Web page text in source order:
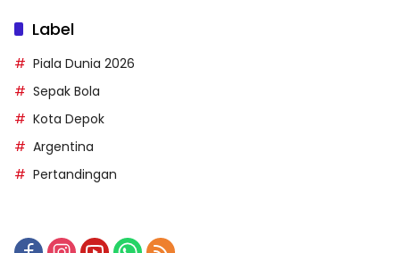
Label
Piala Dunia 2026
Sepak Bola
Kota Depok
Argentina
Pertandingan